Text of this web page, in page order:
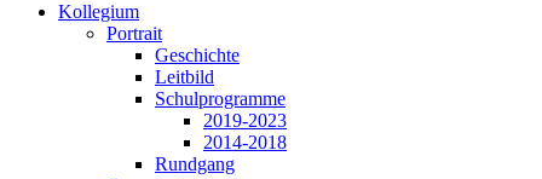
Kollegium
Portrait
Geschichte
Leitbild
Schulprogramme
2019-2023
2014-2018
Rundgang